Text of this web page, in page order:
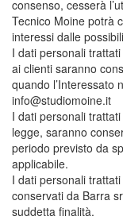
consenso, cesserà
Tecnico Moine potrà
interessi dalle
I dati personali
ai clienti saranno
quando l’Interessato
info@studiomoine.it
I dati personali
legge, saranno
periodo previsto da
applicabile.
I dati personali
conservati da Barra
suddetta finalità.